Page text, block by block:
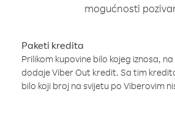
mogućnosti
Paketi kredita
Prilikom kupovine bilo kojeg iznosa,
dodaje Viber Out kredit. Sa tim
bilo koji broj na svijetu po Viberovim